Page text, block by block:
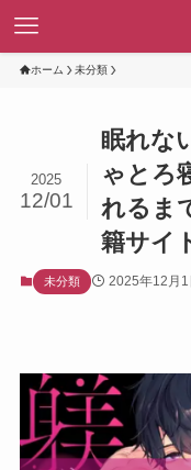
ホーム 未分類
眠れな
ゃとろ
れるま
籍サイ
2025
12/01
未分類 2025年12月1